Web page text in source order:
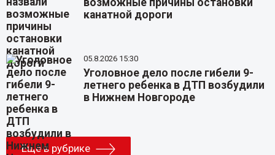
возможные причины остановки
канатной дороги
05.8.2026 15:30
Уголовное дело после гибели 9-
летнего ребенка в ДТП возбудили
в Нижнем Новгороде
Еще в рубрике